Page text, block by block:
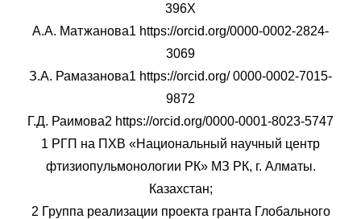
396X
А.А. Матжанова1 https://orcid.org/0000-0002-2824-
3069
З.А. Рамазанова1 https://orcid.org/ 0000-0002-7015-
9872
Г.Д. Раимова2 https://orcid.org/0000-0001-8023-5747
1 РГП на ПХВ «Национальный научный центр
фтизиопульмонологии РК» МЗ РК, г. Алматы.
Казахстан;
2 Группа реализации проекта гранта Глобального